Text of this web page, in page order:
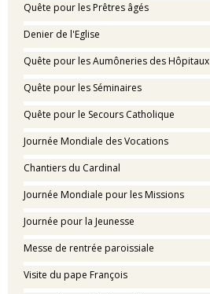
Quête pour les Prêtres âgés
Denier de l'Eglise
Quête pour les Aumôneries des Hôpitaux
Quête pour les Séminaires
Quête pour le Secours Catholique
Journée Mondiale des Vocations
Chantiers du Cardinal
Journée Mondiale pour les Missions
Journée pour la Jeunesse
Messe de rentrée paroissiale
Visite du pape François